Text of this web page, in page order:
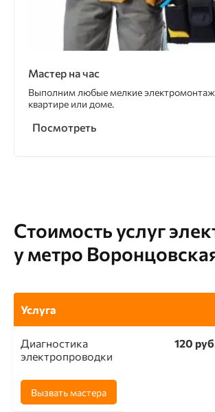
Мастер на час
Выполним любые мелкие
квартире или доме.
Посмотреть
Стоимость услуг
у метро
Услуга
Диагностика
электропроводки
120
Вызвать мастера